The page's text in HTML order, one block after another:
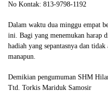
No Kontak: 813-9798-1192
Dalam waktu dua minggu empat
ini. Bagi yang menemukan harap
hadiah yang sepantasnya dan
manapun.
Demikian pengumuman SHM
Ttd. Torkis Mariduk Samosir